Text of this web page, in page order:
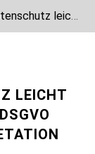
DSGVO TYPO3 Plugin von Connetation
LEICHT